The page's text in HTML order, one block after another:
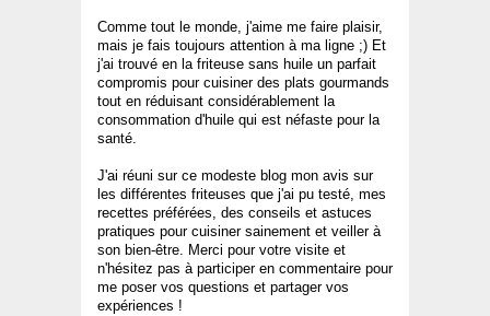
Comme tout le monde, j'aime me faire plaisir,
mais je fais toujours attention à ma ligne ;) Et
j'ai trouvé en la friteuse sans huile un parfait
compromis pour cuisiner des plats gourmands
tout en réduisant considérablement la
consommation d'huile qui est néfaste pour la
santé.
J'ai réuni sur ce modeste blog mon avis sur
les différentes friteuses que j'ai pu testé, mes
recettes préférées, des conseils et astuces
pratiques pour cuisiner sainement et veiller à
son bien-être. Merci pour votre visite et
n'hésitez pas à participer en commentaire pour
me poser vos questions et partager vos
expériences !